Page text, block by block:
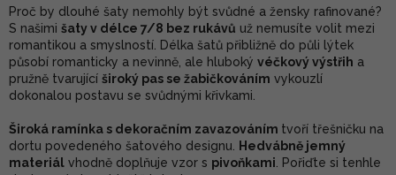
Proč by dlouhé šaty nemohly být svůdné a žensky rafinované?
S našimi šaty v délce 7/8 bez rukávů už nemusíte volit mezi
romantikou a smyslností. Délka šatů přibližně do půli lýtek
působí romanticky a nevinně, ale hluboký véčkový výstřih a
pružně tvarující široký pas se žabičkováním vykouzlí
dokonalou postavu se svůdnými křivkami.
Široká ramínka s dekoračním zavazováním tvoří třešničku na
dortu povedeného šatového designu.
Hedvábně jemný
materiál vhodně doplňuje vzor s pivoňkami . Pořiďte si tenhle